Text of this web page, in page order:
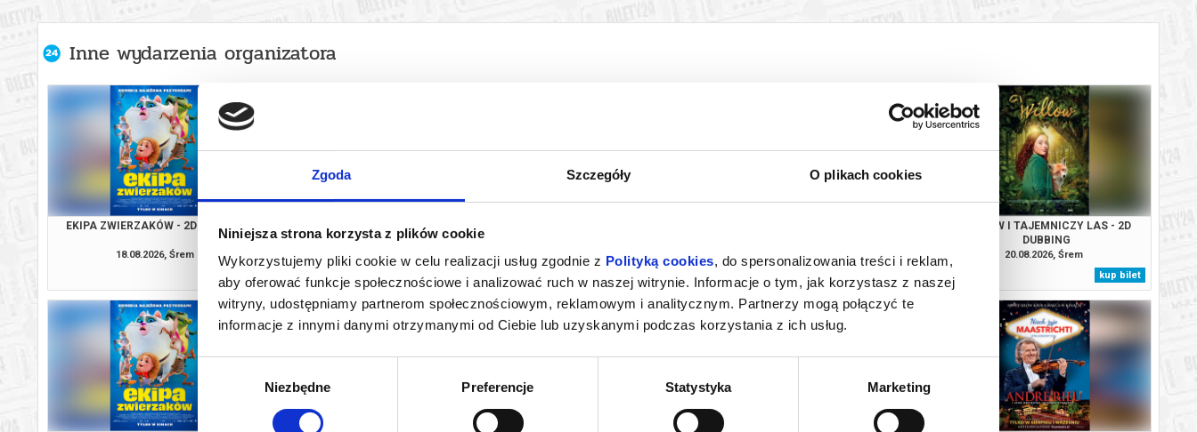
Zgoda Szczegóły O plikach cookies
Niniejsza strona korzysta z plików cookie
Wykorzystujemy pliki cookie w celu realizacji usług zgodnie z Polityką cookies, do spersonalizowania treści i reklam,
aby oferować funkcje społecznościowe i analizować ruch w naszej witrynie. Informacje o tym, jak korzystasz z naszej
witryny, udostępniamy partnerom społecznościowym, reklamowym i analitycznym. Partnerzy mogą połączyć te
informacje z innymi danymi otrzymanymi od Ciebie lub uzyskanymi podczas korzystania z ich usług.
Niezbędne Preferencje Statystyka Marketing
Inne wydarzenia organizatora
EKIPA ZWIERZAKÓW - 2D DUBBING
18.08.2026, Śrem
kup bilet
WILLOW I TAJEMNICZY LAS - 2D
DUBBING
18.08.2026, Śrem
kup bilet
19.08.2026, Śrem
kup bilet
19.08.2026, Śrem
WILLOW I TAJEMNICZY LAS - 2D
DUBBING
20.08.2026, Śrem
kup bilet